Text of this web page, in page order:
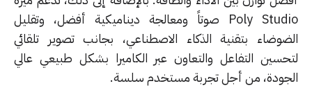
Poly Studio صوتاً ومعالجة ديناميكية أفضل، وتقليل
بتقنية الذكاء الاصطناعي، بجانب تصوير تلقائي
التفاعل والتعاون عبر الكاميرا بشكل طبيعي عالي
من أجل تجربة مستخدم سلسة.